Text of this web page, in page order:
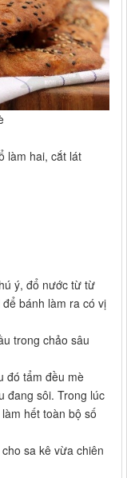
làm hai, cắt lát
ý, đổ nước từ từ
bánh làm ra có vị
trong chảo sâu
đó tẩm đều mè
đang sôi. Trong lúc
hết toàn bộ số
sa kê vừa chiên